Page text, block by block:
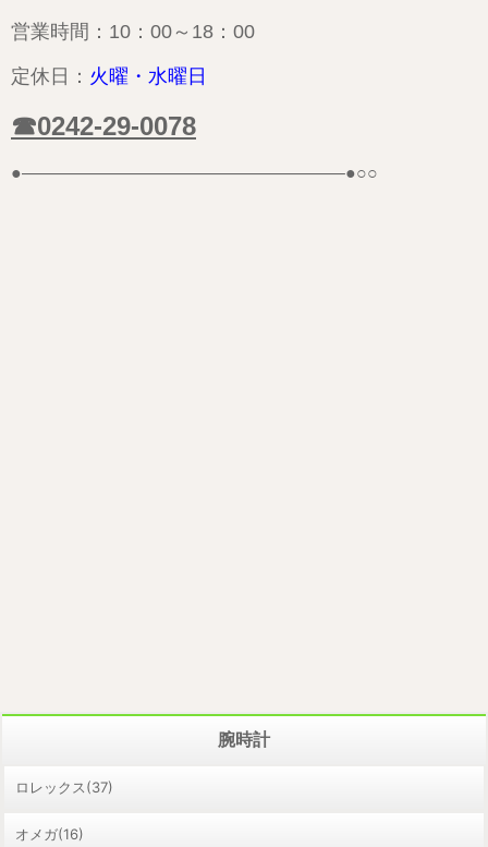
営業時間：10：00～18：00
定休日： 火曜・ 水曜日
☎0242-29-0078
●——————————————————–●○○
腕時計
ロレックス(37)
オメガ(16)